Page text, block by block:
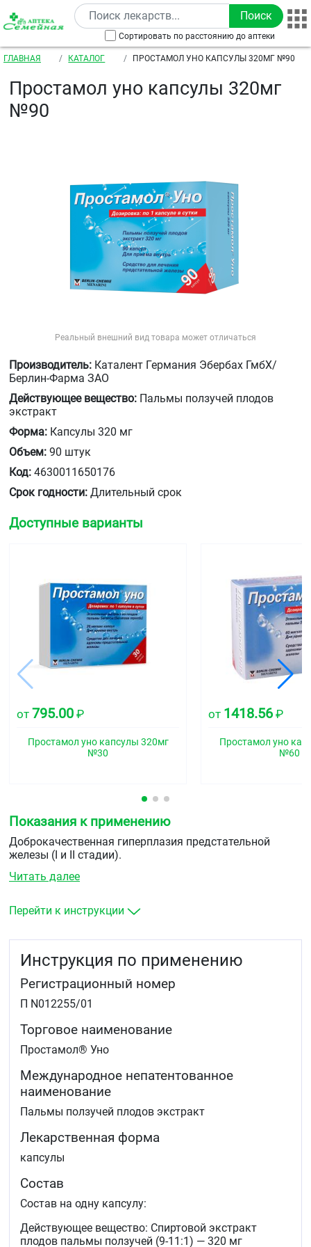
Перейти к основному содержанию
Сортировать по расстоянию до аптеки
Строка навигации
ГЛАВНАЯ КАТАЛОГ ПРОСТАМОЛ УНО КАПСУЛЫ 320МГ №90
Простамол уно капсулы 320мг
№90
Реальный внешний вид товара может отличаться
Производитель: Каталент Германия Эбербах ГмбХ/
Берлин-Фарма ЗАО
Действующее вещество: Пальмы ползучей плодов
экстракт
Форма: Капсулы 320 мг
Объем: 90 штук
Код: 4630011650176
Срок годности: Длительный срок
Доступные варианты
от 795.00 ₽
Простамол уно капсулы 320мг
№30
от 1418.56 ₽
Простамол уно
№60
Показания к применению
Доброкачественная гиперплазия предстательной
железы (I и II стадии).
Устранение дизурических симптомов (расстройство
синдром и др.) при хроническом простатите.
Читать далее
Перейти к инструкции
Инструкция по применению
Регистрационный номер
П N012255/01
Торговое наименование
Простамол® Уно
Международное непатентованное
наименование
Пальмы ползучей плодов экстракт
Лекарственная форма
капсулы
Состав
Состав на одну капсулу:
Действующее вещество: Спиртовой экстракт
плодов пальмы ползучей (9-11:1) — 320 мг